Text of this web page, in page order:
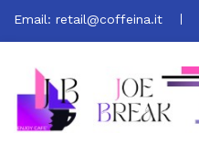
Email: retail@coffeina.it